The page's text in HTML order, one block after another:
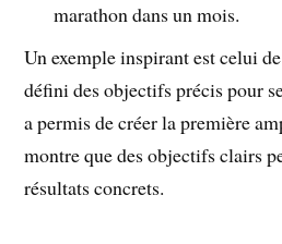
marathon dans un mois.
Un exemple inspirant est celui
défini des objectifs précis pour
a permis de créer la première
montre que des objectifs clairs
résultats concrets.